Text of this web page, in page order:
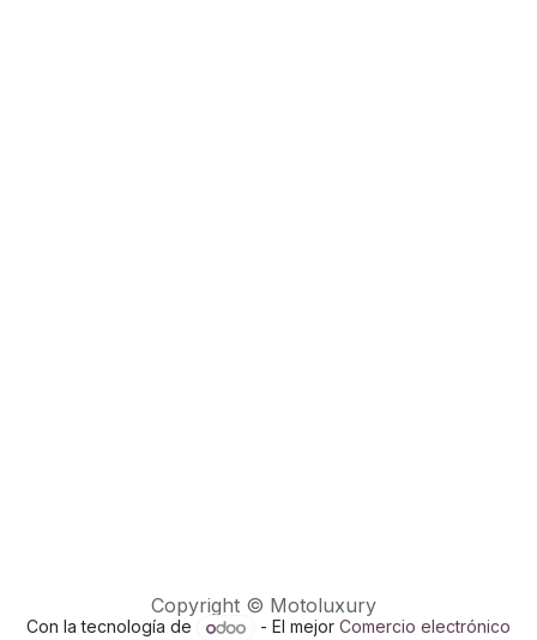
Copyright © Motoluxury
Con la tecnología de - El mejor Comercio electrónico